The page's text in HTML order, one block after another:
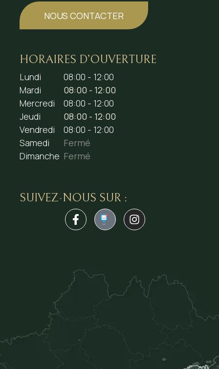
NOUS CONTACTER
HORAIRES D’OUVERTURE
Lundi
08:00 - 12:00
Mardi
08:00 - 12:00
Mercredi
08:00 - 12:00
Jeudi
08:00 - 12:00
Vendredi
08:00 - 12:00
Samedi
Fermé
Dimanche Fermé
SUIVEZ-NOUS SUR :
1